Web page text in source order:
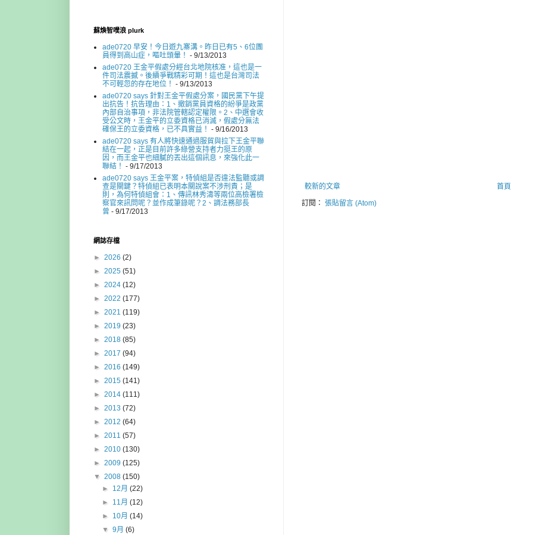
較新的文章
首頁
訂閱： 張貼留言 (Atom)
蘇煥智噗浪 plurk
ade0720 早安！今日遊九寨溝。昨日已有5、6位團
員得到高山症，嘔吐頭暈！ - 9/13/2013
ade0720 王金平假處分經台北地院核准，這也是一
件司法震撼。後續爭戰精彩可期！這也是台灣司法
不可輕忽的存在地位！ - 9/13/2013
ade0720 says 針對王金平假處分案，國民黨下午提
出抗告！抗告理由：1、撤銷黨員資格的紛爭是政黨
內部自治事項，非法院管轄認定權限。2、中選會收
受公文時，王金平的立委資格已消滅，假處分無法
確保王的立委資格，已不具實益！ - 9/16/2013
ade0720 says 有人將快速通過服貿與拉下王金平聯
結在一起，正是目前許多綠營支持者力挺王的原
因，而王金平也細膩的丟出這個訊息，來強化此一
聯結！ - 9/17/2013
ade0720 says 王金平案，特偵組是否違法監聽或調
查是關鍵？特偵組已表明本關說案不涉刑責；是
則，為何特偵組會：1、傳訊林秀濤等兩位高檢署檢
察官來訊問呢？並作成筆錄呢？2、調法務部長
曾 - 9/17/2013
網誌存檔
► 2026 (2)
► 2025 (51)
► 2024 (12)
► 2022 (177)
► 2021 (119)
► 2019 (23)
► 2018 (85)
► 2017 (94)
► 2016 (149)
► 2015 (141)
► 2014 (111)
► 2013 (72)
► 2012 (64)
► 2011 (57)
► 2010 (130)
► 2009 (125)
▼ 2008 (150)
► 12月(22)
► 11月(12)
► 10月(14)
▼9月(6)